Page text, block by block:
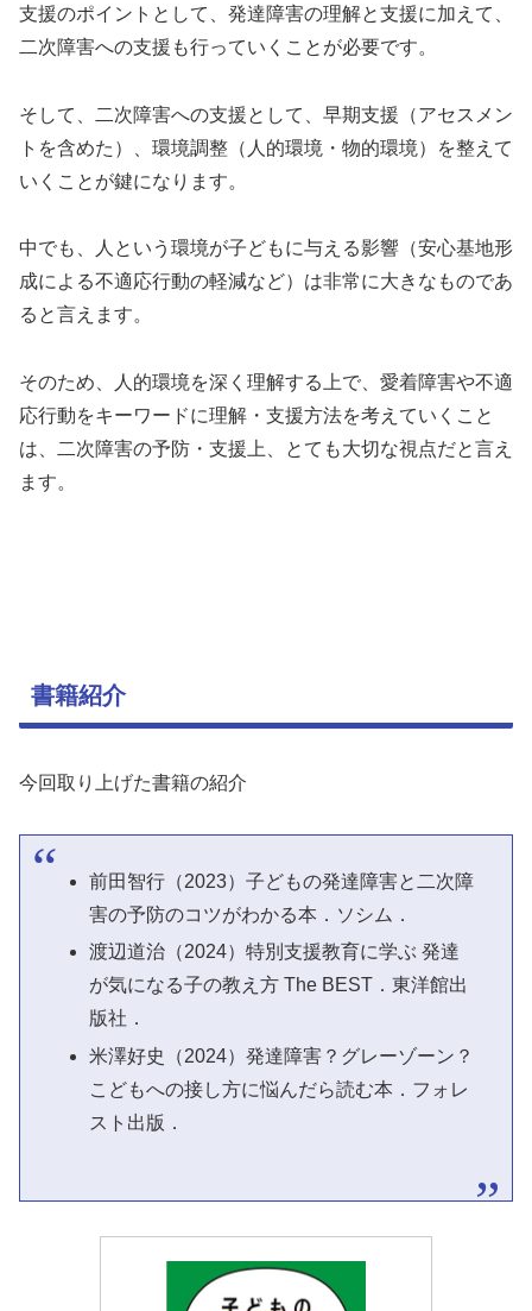
支援のポイントとして、発達障害の理解と支援に加えて、
二次障害への支援も行っていくことが必要です。
そして、二次障害への支援として、早期支援（アセスメン
トを含めた）、環境調整（人的環境・物的環境）を整えて
いくことが鍵になります。
中でも、人という環境が子どもに与える影響（安心基地形
成による不適応行動の軽減など）は非常に大きなものであ
ると言えます。
そのため、人的環境を深く理解する上で、愛着障害や不適
応行動をキーワードに理解・支援方法を考えていくこと
は、二次障害の予防・支援上、とても大切な視点だと言え
ます。
書籍紹介
今回取り上げた書籍の紹介
前田智行（2023）子どもの発達障害と二次障
害の予防のコツがわかる本．ソシム．
渡辺道治（2024）特別支援教育に学ぶ 発達
が気になる子の教え方 The BEST．東洋館出
版社．
米澤好史（2024）発達障害？グレーゾーン？
こどもへの接し方に悩んだら読む本．フォレ
スト出版．